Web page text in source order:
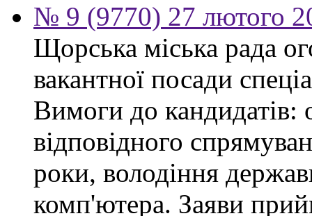
№ 9 (9770) 27 лютого
Щорська міська рада
вакантної посади
Вимоги до кандидатів:
відповідного
роки, володіння
комп'ютера. Заяви